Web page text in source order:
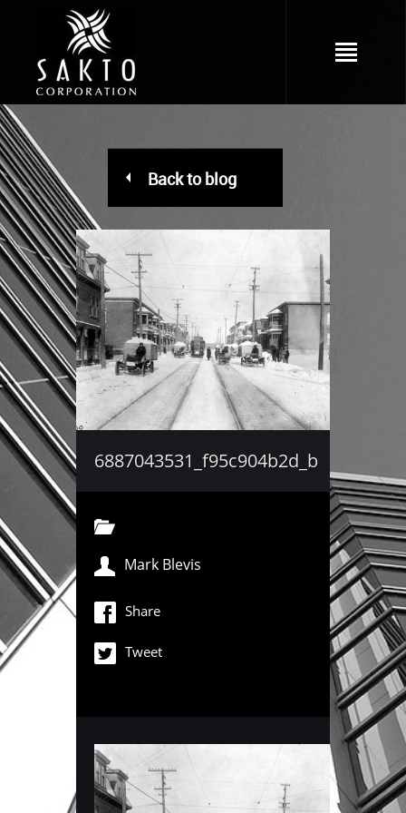
Back to blog
6887043531_f95c904b2d_b
Mark Blevis
Share
Tweet